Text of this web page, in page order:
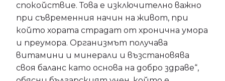
спокойствие. Това е изключително важно
при съвременния начин на живот, при
който хората страдат от хронична умора
и преумора. Организмът получава
витамини и минерали и възстановява
своя баланс като основа на добро здраве“,